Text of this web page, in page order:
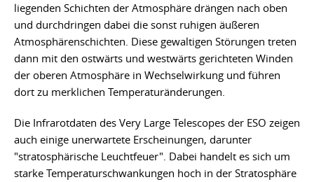
liegenden Schichten der Atmosphäre drängen nach oben
und durchdringen dabei die sonst ruhigen äußeren
Atmosphärenschichten. Diese gewaltigen Störungen treten
dann mit den ostwärts und westwärts gerichteten Winden
der oberen Atmosphäre in Wechselwirkung und führen
dort zu merklichen Temperaturänderungen.
Die Infrarotdaten des Very Large Telescopes der ESO zeigen
auch einige unerwartete Erscheinungen, darunter
"stratosphärische Leuchtfeuer". Dabei handelt es sich um
starke Temperaturschwankungen hoch in der Stratosphäre